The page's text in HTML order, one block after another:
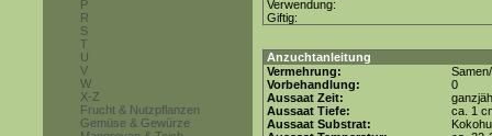
P
R
S
T
U
V
W
X-Z
Frucht & Nutzpflanzen
Gemüse & Gewürze
Verwendung:
Giftig:
Anzuchtanleitung
Vermehrung:
Vorbehandlung:
0
Aussaat Zeit:
Aussaat Tiefe:
ca. 1
Aussaat Substrat: